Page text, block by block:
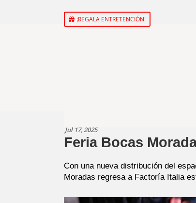
¡REGALA ENTRETENCIÓN!
Jul 17, 2025
Feria Bocas
Con una nueva distribución del
Moradas regresa a Factoría Italia